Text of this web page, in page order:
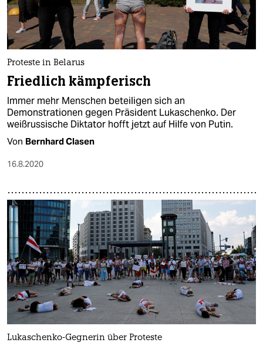
Proteste in Belarus
Friedlich kämpferisch
Immer mehr Menschen beteiligen sich an
Demonstrationen gegen Präsident Lukaschenko. Der
weißrussische Diktator hofft jetzt auf Hilfe von Putin.
Von Bernhard Clasen
16.8.2020
Lukaschenko-Gegnerin über Proteste